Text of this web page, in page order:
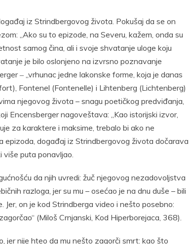
iz Strindbergovog života. Pokušaj da se on
„Ako su to epizode, na Severu, kažem, onda su
samog čina, ali i svoje shvatanje uloge koju
je bilo oslonjeno na izvrsno poznavanje
‒ „vrhunac jedne lakonske forme, koja je danas
Fontenel (Fontenelle) i Lihtenberg (Lichtenberg)
njegovog života – snagu poetičkog predviđanja,
Encensberger nagoveštava: „Kao istorijski izvor,
za karaktere i maksime, trebalo bi ako ne
epizoda, događaj iz Strindbergovog života dočarava
više puta ponavljao.
da njih uvredi: žuč njegovog nezadovoljstva
razloga, jer su mu – osećao je na dnu duše – bili
Jer, on je kod Strindberga video i nešto posebno:
(Miloš Crnjanski, Kod Hiperborejaca, 368).
jer nije hteo da mu nešto zagorči smrt: kao što